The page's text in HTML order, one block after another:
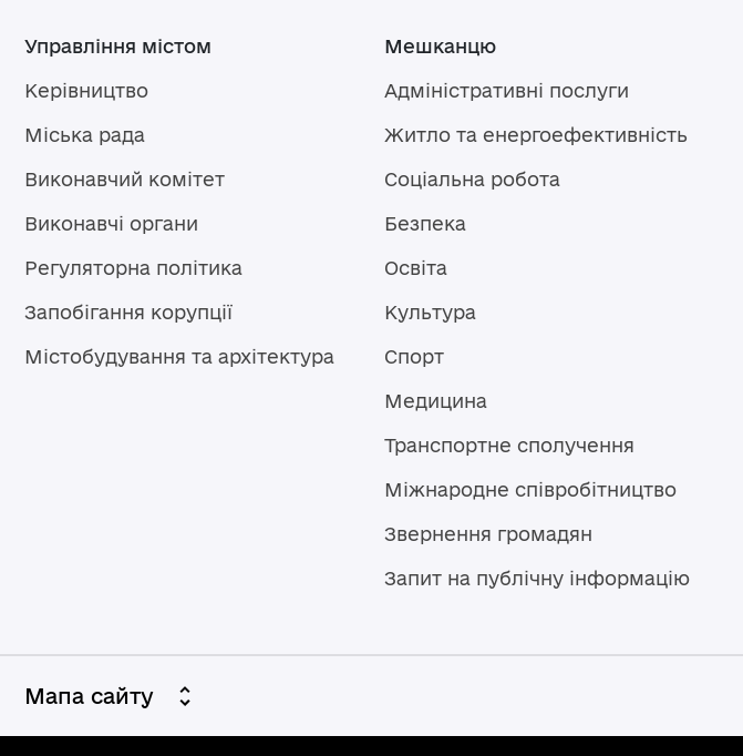
Управління містом
Керівництво
Міська рада
Виконавчий комітет
Виконавчі органи
Регуляторна політика
Запобігання корупції
Містобудування та архітектура
Мешканцю
Адміністративні послуги
Житло та енергоефективність
Соціальна робота
Безпека
Освіта
Культура
Спорт
Медицина
Транспортне сполучення
Міжнародне співробітництво
Звернення громадян
Запит на публічну інформацію
Мапа сайту